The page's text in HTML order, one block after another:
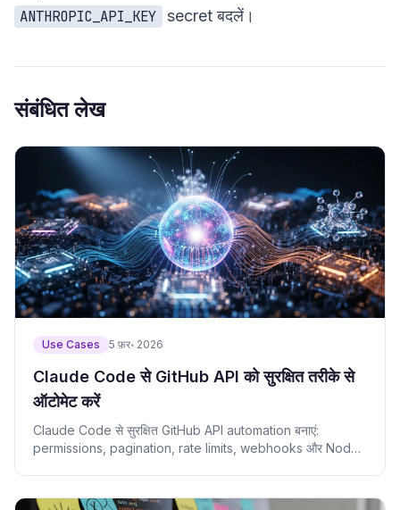
ANTHROPIC_API_KEY secret बदलें।
संबंधित लेख
Use Cases 5 फ़र॰ 2026
Claude Code से GitHub API को सुरक्षित तरीके से
ऑटोमेट करें
Claude Code से सुरक्षित GitHub API automation बनाएं:
permissions, pagination, rate limits, webhooks और Node